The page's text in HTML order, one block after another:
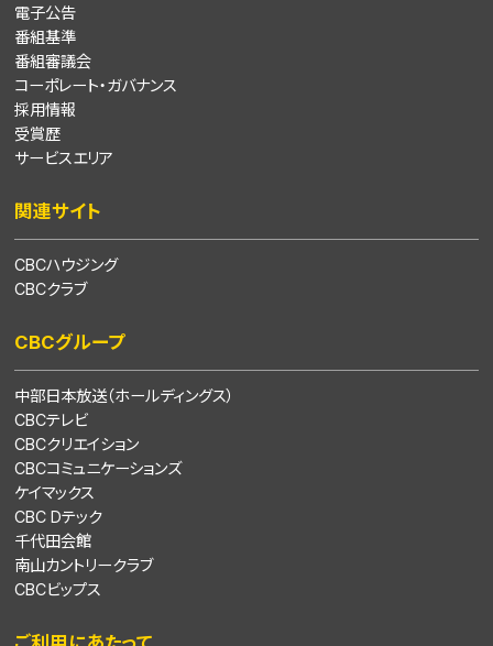
電子公告
番組基準
番組審議会
コーポレート・ガバナンス
採用情報
受賞歴
サービスエリア
関連サイト
CBCハウジング
CBCクラブ
CBCグループ
中部日本放送（ホールディングス）
CBCテレビ
CBCクリエイション
CBCコミュニケーションズ
ケイマックス
CBC Dテック
千代田会館
南山カントリークラブ
CBCビップス